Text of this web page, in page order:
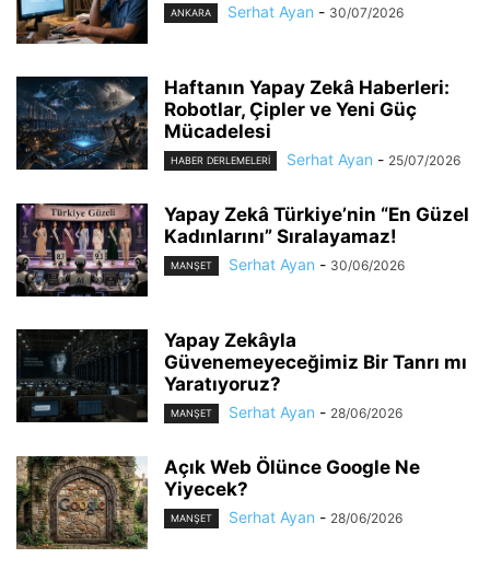
ANKARA Serhat Ayan - 30/07/2026
Haftanın Yapay Zekâ Haberleri:
Robotlar, Çipler ve Yeni Güç
Mücadelesi
HABER DERLEMELERI Serhat Ayan - 25/07/2026
Yapay Zekâ Türkiye’nin “En Güzel
Kadınlarını” Sıralayamaz!
MANŞET Serhat Ayan - 30/06/2026
Yapay Zekâyla
Güvenemeyeceğimiz Bir Tanrı mı
Yaratıyoruz?
MANŞET Serhat Ayan - 28/06/2026
Açık Web Ölünce Google Ne
Yiyecek?
MANŞET Serhat Ayan - 28/06/2026